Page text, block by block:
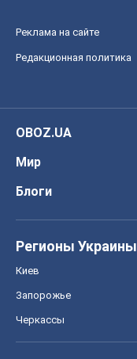
Реклама на сайте
Редакционная политика
OBOZ.UA
Мир
Блоги
Регионы Украины
Киев
Запорожье
Черкассы